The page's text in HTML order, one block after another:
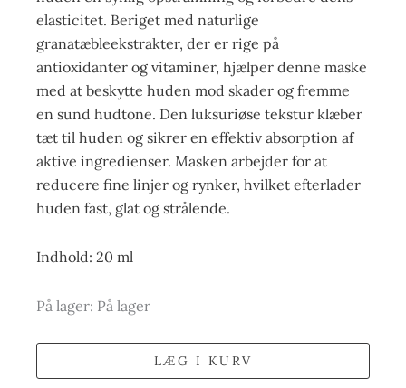
elasticitet. Beriget med naturlige
granatæbleekstrakter, der er rige på
antioxidanter og vitaminer, hjælper denne maske
med at beskytte huden mod skader og fremme
en sund hudtone. Den luksuriøse tekstur klæber
tæt til huden og sikrer en effektiv absorption af
aktive ingredienser. Masken arbejder for at
reducere fine linjer og rynker, hvilket efterlader
huden fast, glat og strålende.
Indhold: 20 ml
På lager: På lager
LÆG I KURV